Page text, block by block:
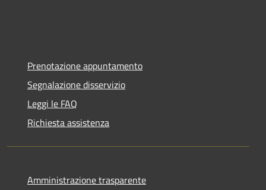
Prenotazione appuntamento
Segnalazione disservizio
Leggi le FAQ
Richiesta assistenza
Amministrazione trasparente